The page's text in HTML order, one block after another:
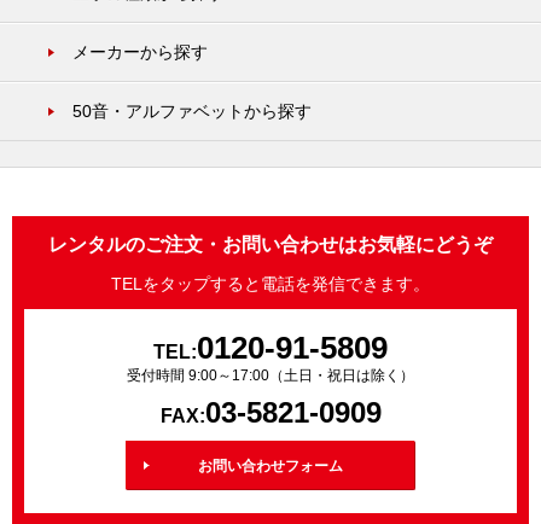
メーカーから探す
50音・アルファベットから探す
レンタルのご注文・お問い合わせはお気軽にどうぞ
TELをタップすると電話を発信できます。
TEL:0120-91-5809
受付時間 9:00～17:00（土日・祝日は除く）
FAX:03-5821-0909
お問い合わせフォーム